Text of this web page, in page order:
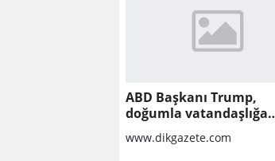
ABD Başkanı Trump,
doğumla vatandaşlığa
yönelik kısıtlamaları
genişleten kararnameler
www.dikgazete.com